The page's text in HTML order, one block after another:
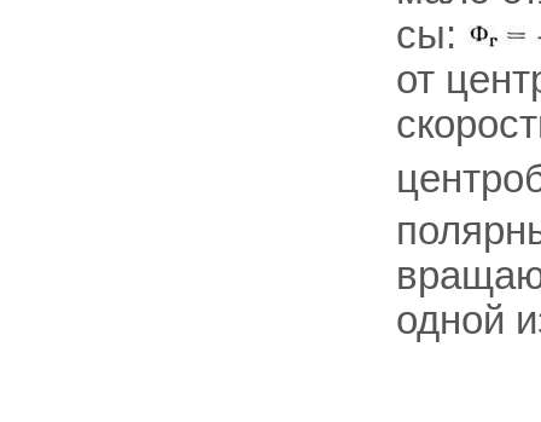
сы:
от
одной